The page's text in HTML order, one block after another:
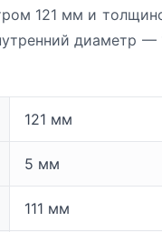
121 мм и
диаметр
121 мм
5 мм
111 мм